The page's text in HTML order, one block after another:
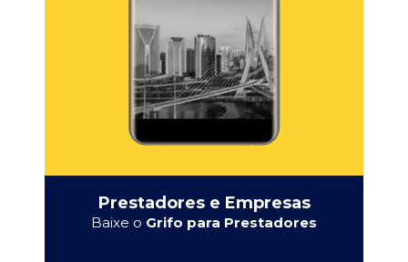
Prestadores e Empresas
Baixe o Grifo para Prestadores